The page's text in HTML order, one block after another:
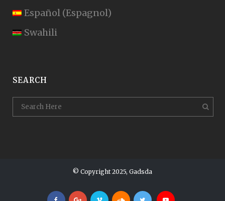
Español (Espagnol)
Swahili
SEARCH
© Copyright 2025, Gadsda